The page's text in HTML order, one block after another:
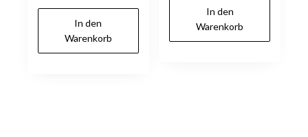
In den
Warenkorb
In den
Warenkorb